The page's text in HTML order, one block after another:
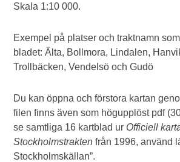
Skala 1:10 000.
Exempel på platser och traktnamn
bladet: Älta, Bollmora, Lindalen,
Trollbäcken, Vendelsö och Gudö
Du kan öppna och förstora kartan
filen finns även som högupplöst pdf
se samtliga 16 kartblad ur Officiell
Stockholmstrakten från 1996, använd
Stockholmskällan”.